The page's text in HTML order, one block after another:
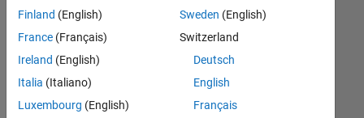
Suchkriterien
weiter
fassen
oder
alle
Stellenangebote
anzeigen .
Finland (English)
France (Français)
Ireland (English)
Italia (Italiano)
Luxembourg (English)
Sweden (English)
Switzerland
Deutsch
English
Français